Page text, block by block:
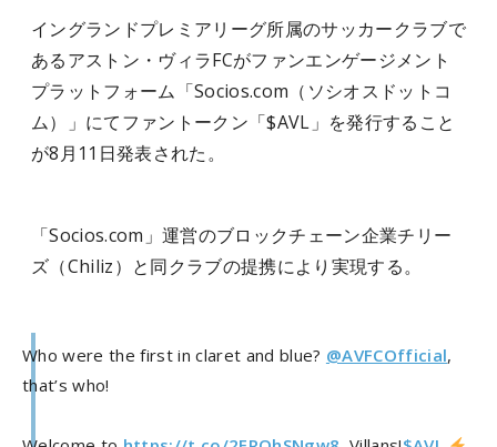
イングランドプレミアリーグ所属のサッカークラブで
あるアストン・ヴィラFCがファンエンゲージメント
プラットフォーム「Socios.com（ソシオスドットコ
ム）」にてファントークン「$AVL」を発行すること
が8月11日発表された。
「Socios.com」運営のブロックチェーン企業チリー
ズ（Chiliz）と同クラブの提携により実現する。
Who were the first in claret and blue? @AVFCOfficial,
that’s who!